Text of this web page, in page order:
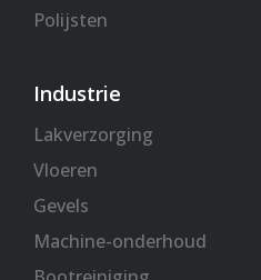
Polijsten
Industrie
Lakverzorging
Vloeren
Gevels
Machine-onderhoud